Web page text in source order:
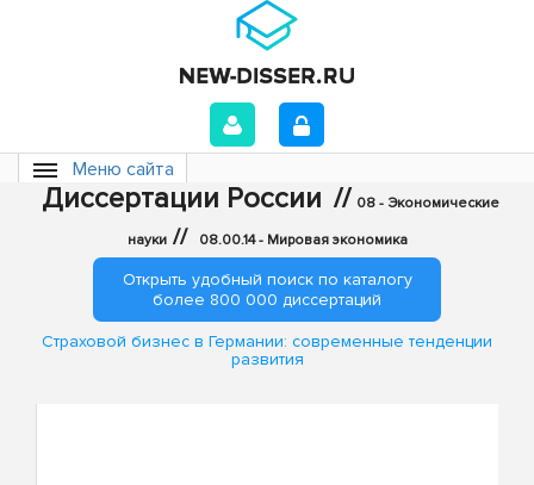
Меню сайта
Диссертации России // 08 - Экономические
науки // 08.00.14 - Мировая экономика
Открыть удобный поиск по каталогу
более 800 000 диссертаций
Страховой бизнес в Германии: современные тенденции
развития